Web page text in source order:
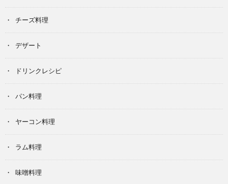
チーズ料理
デザート
ドリンクレシピ
パン料理
ヤーコン料理
ラム料理
味噌料理